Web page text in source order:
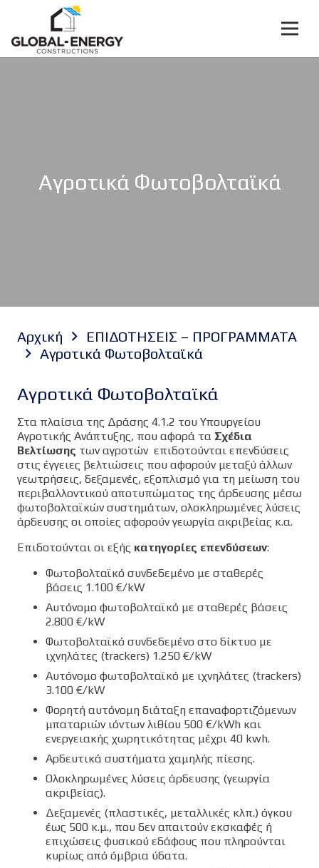
Αγροτικά Φωτοβολταϊκά
Αρχική
ΕΠΙΔΟΤΗΣΕΙΣ – ΠΡΟΓΡΑΜΜΑΤΑ
Αγροτικά Φωτοβολταϊκά
Αγροτικά Φωτοβολταϊκά
Στα πλαίσια της Δράσης 4.1.2 του Υπουργείου
Αγροτικής Ανάπτυξης, που αφορά τα Σχέδια
Βελτίωσης των αγροτών επιδοτούνται επενδύσεις
στις έγγειες βελτιώσεις που αφορούν μεταξύ άλλων
γεωτρήσεις, δεξαμενές, εξοπλισμό για τη μείωση του
περιβαλλοντικού αποτυπώματος της άρδευσης μέσω
φωτοβολταϊκών συστημάτων, ολοκληρωμένες λύσεις
άρδευσης οι οποίες αφορούν γεωργία ακριβείας κ.α.
Επιδοτούνται οι εξής κατηγορίες επενδύσεων:
Φωτοβολταϊκό συνδεδεμένο με σταθερές
βάσεις 1.100 €/kW
Αυτόνομο φωτοβολταϊκό με σταθερές βάσεις
2.800 €/kW
Φωτοβολταϊκό συνδεδεμένο στο δίκτυο με
ιχνηλάτες (trackers) 1.250 €/kW
Αυτόνομο φωτοβολταϊκό με ιχνηλάτες (trackers)
3.100 €/kW
Φορητή αυτόνομη διάταξη επαναφορτιζόμενων
μπαταριών ιόντων λιθίου 500 €/kWh και
ενεργειακής χωρητικότητας μέχρι 40 kwh.
Αρδευτικά συστήματα χαμηλής πίεσης.
Ολοκληρωμένες λύσεις άρδευσης (γεωργία
ακριβείας).
Δεξαμενές (πλαστικές, μεταλλικές κλπ.) όγκου
έως 500 κ.μ., που δεν απαιτούν εκσκαφές ή
επιχώσεις φυσικού εδάφους που πληρούνται
κυρίως από όμβρια ύδατα.